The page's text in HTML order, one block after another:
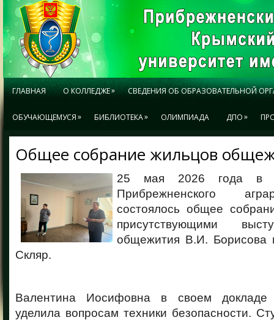
ГЛАВНАЯ О КОЛЛЕДЖЕ» СВЕДЕНИЯ ОБ ОБРАЗОВАТЕЛЬНОЙ
ОБУЧАЮЩЕМУСЯ» БИБЛИОТЕКА» ОЛИМПИАДА ДПО»
Общее собрание жильцов
25 мая 2026 года в
Прибрежненского
состоялось общее
присутствующими
общежития В.И. Борисова
Скляр.
Валентина Иосифовна в своем докладе
уделила вопросам техники безопасности.